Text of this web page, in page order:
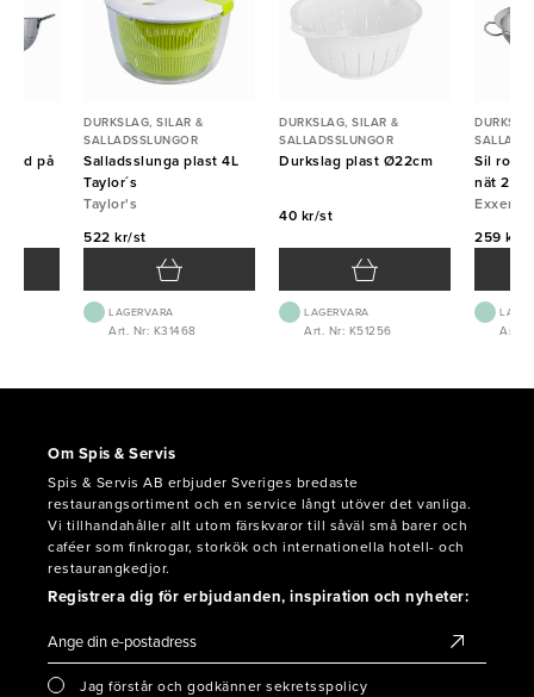
på
DURKSLAG, SILAR &
SALLADSSLUNGOR
Salladsslunga plast 4L
Taylor´s
Taylor's
522 kr/st
LAGERVARA
Art. Nr: K31468
DURKSLAG, SILAR &
SALLADSSLUNGOR
Durkslag plast Ø22cm
40 kr/st
LAGERVARA
Art. Nr: K51256
Sil
nät
Exxent
259 kr/
Art.
Om Spis & Servis
Spis & Servis AB erbjuder Sveriges bredaste
restaurangsortiment och en service långt utöver det vanliga.
Vi tillhandahåller allt utom färskvaror till såväl små barer och
caféer som finkrogar, storkök och internationella hotell- och
restaurangkedjor.
Registrera dig för erbjudanden, inspiration och nyheter:
Jag förstår och godkänner sekretsspolicy